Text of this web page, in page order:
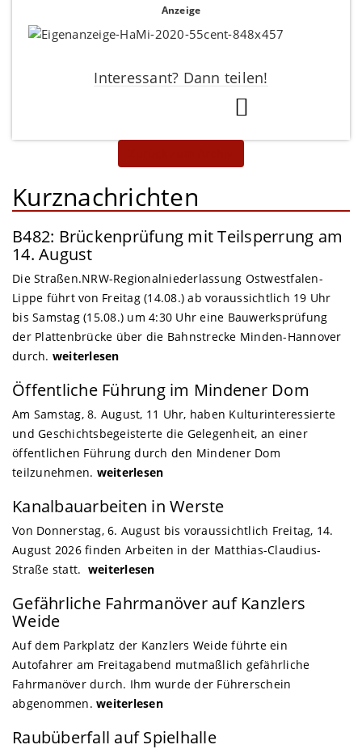
Anzeige
Interessant? Dann teilen!
Kurznachrichten
B482: Brückenprüfung mit Teilsperrung am
14. August
Die Straßen.NRW-Regionalniederlassung Ostwestfalen-
Lippe führt von Freitag (14.08.) ab voraussichtlich 19 Uhr
bis Samstag (15.08.) um 4:30 Uhr eine Bauwerksprüfung
der Plattenbrücke über die Bahnstrecke Minden-Hannover
durch. weiterlesen
Öffentliche Führung im Mindener Dom
Am Samstag, 8. August, 11 Uhr, haben Kulturinteressierte
und Geschichtsbegeisterte die Gelegenheit, an einer
öffentlichen Führung durch den Mindener Dom
teilzunehmen. weiterlesen
Kanalbauarbeiten in Werste
Von Donnerstag, 6. August bis voraussichtlich Freitag, 14.
August 2026 finden Arbeiten in der Matthias-Claudius-
Straße statt. weiterlesen
Gefährliche Fahrmanöver auf Kanzlers
Weide
Auf dem Parkplatz der Kanzlers Weide führte ein
Autofahrer am Freitagabend mutmaßlich gefährliche
Fahrmanöver durch. Ihm wurde der Führerschein
abgenommen. weiterlesen
Raubüberfall auf Spielhalle